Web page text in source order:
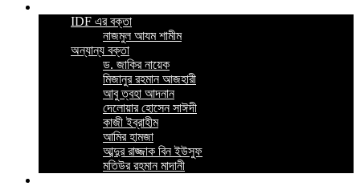
IDF এর বক্তা
নাজমুল আযম শামীম
অন্যান্য বক্তা
ড. জাকির নায়েক
মিজানুর রহমান আজহারী
আবু ত্বহা আদনান
দেলোয়ার হোসেন সাঈদী
কাজী ইব্রাহীম
আমির হামজা
আব্দুর রাজ্জাক বিন ইউসুফ
মতিউর রহমান মাদানী